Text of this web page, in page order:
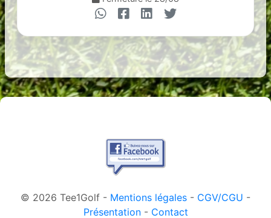
© 2026 Tee1Golf - Mentions légales - CGV/CGU -
Présentation- Contact